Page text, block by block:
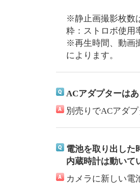
※静止画撮影枚数
粋：ストロボ使用
※再生時間、動画
によります。
ACアダプターは
別売りでACアダ
電池を取り出した
内蔵時計は動いて
カメラに新しい電